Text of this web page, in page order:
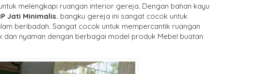
melengkapi ruangan interior gereja. Dengan bahan kayu
Jati Minimalis. bangku gereja ini sangat cocok untuk
beribadah. Sangat cocok untuk mempercantik ruangan
dan nyaman dengan berbagai model produk Mebel buatan